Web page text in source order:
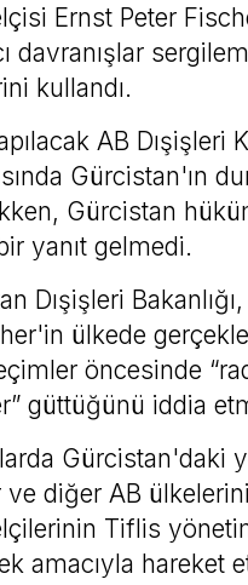
Ernst Peter
davranışlar
kullandı.
AB Dışişleri
Gürcistan'ın
Gürcistan
yanıt gelmedi.
Dışişleri
ülkede
öncesinde
güttüğünü iddia
Gürcistan'daki
ve diğer AB
Tiflis
amacıyla hareket